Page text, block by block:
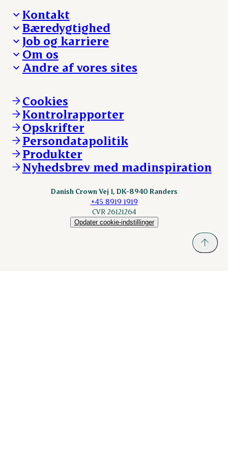
Kontakt
Besøg Danish Crown
Presse og nyheder
Reklamationer
Whistleblower
Øvrige henvendelser
Bæredygtighed
Fra jord til bord
Hverdagen
Ansvarlighed og nøgletal
Job og karriere
Arbejd med os
Ledige stillinger
Om os
Hvem er vi
Vores resultater
Vores lokationer
Kontakt
Andre af vores sites
Andelsejere - kreatur
Danishcrownprofessional.com
DAT-Schaub.com
ESS-FOOD.com
Fonden Dansk Gastronomi
KLS.se
nordicspoor.com
Scanhide.dk
Cookies
Kontrolrapporter
Opskrifter
Persondatapolitik
Produkter
Nyhedsbrev med madinspiration
Danish Crown Vej 1, DK-8940 Randers
+45 8919 1919
CVR 26121264
Opdater cookie-indstillinger